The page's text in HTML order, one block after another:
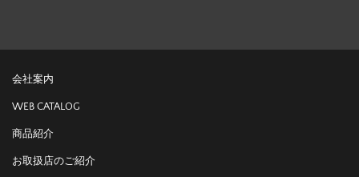
会社案内
WEB CATALOG
商品紹介
お取扱店のご紹介